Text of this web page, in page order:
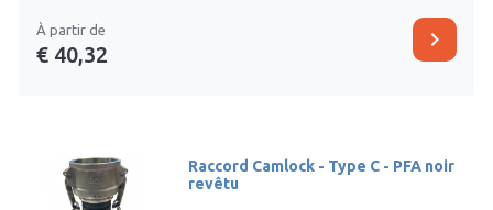
À partir de
€ 40,32
chevron_right
Raccord Camlock - Type C - PFA noir
revêtu